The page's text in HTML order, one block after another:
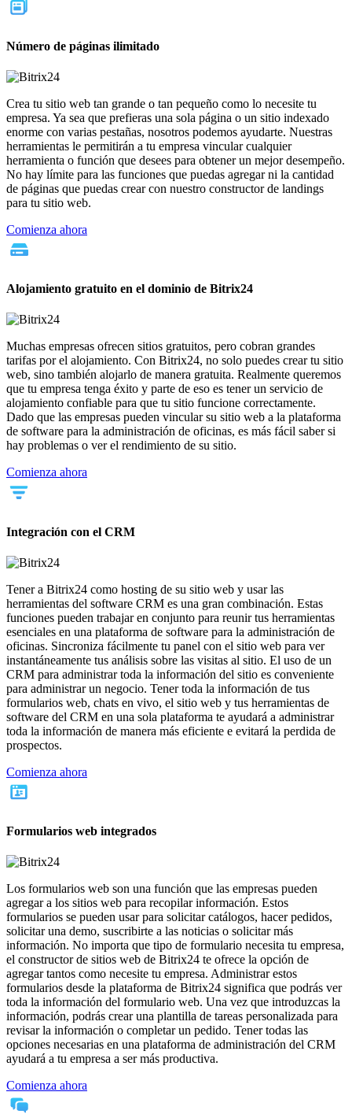
Número de páginas ilimitado
Crea tu sitio web tan grande o tan pequeño como lo necesite tu
empresa. Ya sea que prefieras una sola página o un sitio indexado
enorme con varias pestañas, nosotros podemos ayudarte. Nuestras
herramientas le permitirán a tu empresa vincular cualquier
herramienta o función que desees para obtener un mejor desempeño.
No hay límite para las funciones que puedas agregar ni la cantidad
de páginas que puedas crear con nuestro constructor de landings
para tu sitio web.
Comienza ahora
Alojamiento gratuito en el dominio de Bitrix24
Muchas empresas ofrecen sitios gratuitos, pero cobran grandes
tarifas por el alojamiento. Con Bitrix24, no solo puedes crear tu sitio
web, sino también alojarlo de manera gratuita. Realmente queremos
que tu empresa tenga éxito y parte de eso es tener un servicio de
alojamiento confiable para que tu sitio funcione correctamente.
Dado que las empresas pueden vincular su sitio web a la plataforma
de software para la administración de oficinas, es más fácil saber si
hay problemas o ver el rendimiento de su sitio.
Comienza ahora
Integración con el CRM
Tener a Bitrix24 como hosting de su sitio web y usar las
herramientas del software CRM es una gran combinación. Estas
funciones pueden trabajar en conjunto para reunir tus herramientas
esenciales en una plataforma de software para la administración de
oficinas. Sincroniza fácilmente tu panel con el sitio web para ver
instantáneamente tus análisis sobre las visitas al sitio. El uso de un
CRM para administrar toda la información del sitio es conveniente
para administrar un negocio. Tener toda la información de tus
formularios web, chats en vivo, el sitio web y tus herramientas de
software del CRM en una sola plataforma te ayudará a administrar
toda la información de manera más eficiente e evitará la perdida de
prospectos.
Comienza ahora
Formularios web integrados
Los formularios web son una función que las empresas pueden
agregar a los sitios web para recopilar información. Estos
formularios se pueden usar para solicitar catálogos, hacer pedidos,
solicitar una demo, suscribirte a las noticias o solicitar más
información. No importa que tipo de formulario necesita tu empresa,
el constructor de sitios web de Bitrix24 te ofrece la opción de
agregar tantos como necesite tu empresa. Administrar estos
formularios desde la plataforma de Bitrix24 significa que podrás ver
toda la información del formulario web. Una vez que introduzcas la
información, podrás crear una plantilla de tareas personalizada para
revisar la información o completar un pedido. Tener todas las
opciones necesarias en una plataforma de administración del CRM
ayudará a tu empresa a ser más productiva.
Comienza ahora